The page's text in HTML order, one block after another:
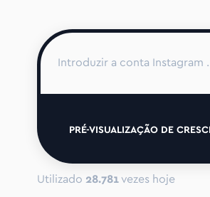
PRÉ-VISUALIZAÇÃO DE
Utilizado 28.781vezes hoje